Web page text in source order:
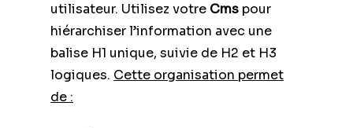
utilisateur. Utilisez votre Cms pour
hiérarchiser l’information avec une
balise H1 unique, suivie de H2 et H3
logiques. Cette organisation permet
de :